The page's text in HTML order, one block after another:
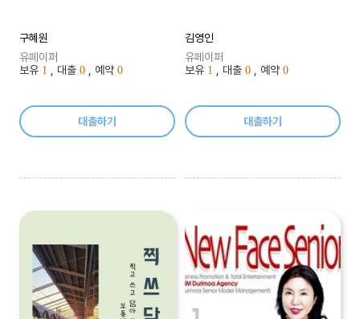
구혜원
유페이퍼
보유 1 , 대출 0 , 예약 0
대출하기
김영인
유페이퍼
보유 1 , 대출 0 , 예약 0
대출하기